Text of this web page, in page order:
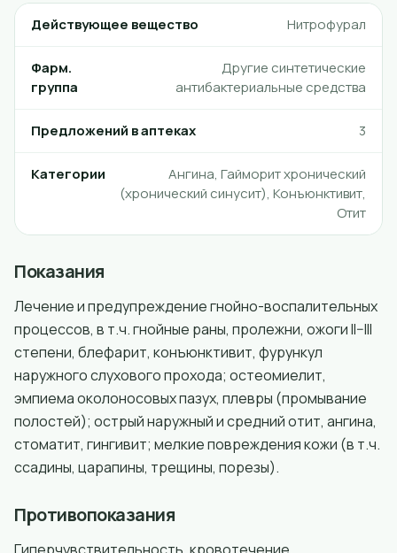
Действующее вещество Нитрофурал
Фарм.
группа
Другие синтетические
антибактериальные средства
Предложений в аптеках 3
Категории
Ангина, Гайморит хронический
(хронический синусит), Конъюнктивит,
Отит
Показания
Лечение и предупреждение гнойно-воспалительных
процессов, в т.ч. гнойные раны, пролежни, ожоги II–III
степени, блефарит, конъюнктивит, фурункул
наружного слухового прохода; остеомиелит,
эмпиема околоносовых пазух, плевры (промывание
полостей); острый наружный и средний отит, ангина,
стоматит, гингивит; мелкие повреждения кожи (в т.ч.
ссадины, царапины, трещины, порезы).
Противопоказания